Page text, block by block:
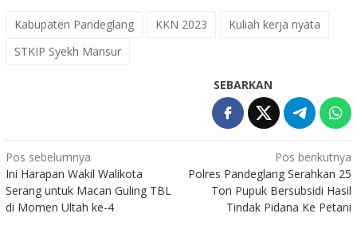
Kabupaten Pandeglang KKN 2023
Kuliah kerja nyata
STKIP Syekh Mansur
SEBARKAN
Navigasi
pos
Pos sebelumnya
Ini Harapan Wakil Walikota
Serang untuk Macan Guling TBL
di Momen Ultah ke-4
Pos berikutnya
Polres Pandeglang Serahkan 25
Ton Pupuk Bersubsidi Hasil
Tindak Pidana Ke Petani